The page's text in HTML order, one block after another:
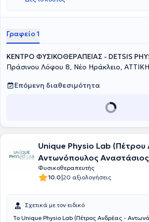
και Συμπεριφορική Θεραπεία από το Τμήμα
Εθνικού και Καποδιστριακού Πανεπιστημίου
Εργοθεραπείας στο Κέντρο Αποκατάστασης
Εξωτερικός Συνεργάτης στα Νοσοκομεία
Φυσικοθεραπευτών, της Ελληνικής
Φυσικοθεραπείας καθώς και του Acupuncture
Γραφείο 1
ΚΕΝΤΡΟ ΦΥΣΙΚΟΘΕΡΑΠΕΙΑΣ - DETSIS
Πράσινου Λόφου 8, Νέο Ηράκλειο, ΑΤΤΙΚΗ
Επόμενη διαθεσιμότητα
Unique Physio Lab (Πέτρου
Αντωνόπουλος
Φυσικοθεραπευτής
10.0|20 αξιολογήσεις
Σχετικά με τον ειδικό
Το Unique Physio Lab (Πέτρος Ανδρέας -